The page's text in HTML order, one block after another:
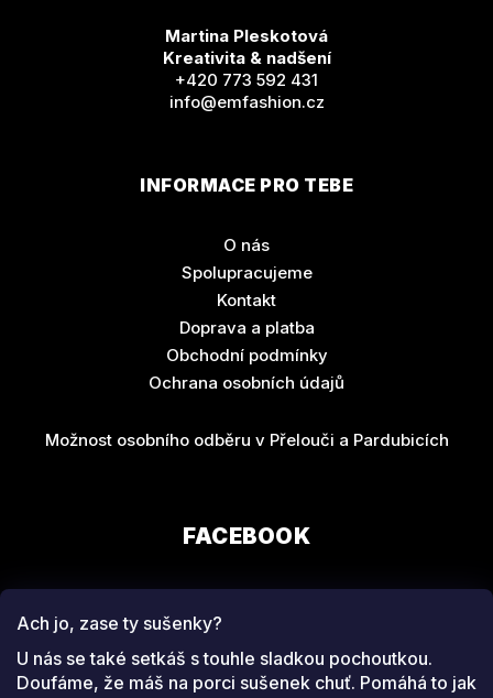
Ach jo, zase ty sušenky?
U nás se také setkáš s touhle sladkou pochoutkou.
Doufáme, že máš na porci sušenek chuť. Pomáhá to jak
Martina Pleskotová
Kreativita & nadšení
+420 773 592 431
info@emfashion.cz
INFORMACE PRO TEBE
O nás
Spolupracujeme
Kontakt
Doprava a platba
Obchodní podmínky
Ochrana osobních údajů
Možnost osobního odběru v Přelouči a Pardubicích
FACEBOOK